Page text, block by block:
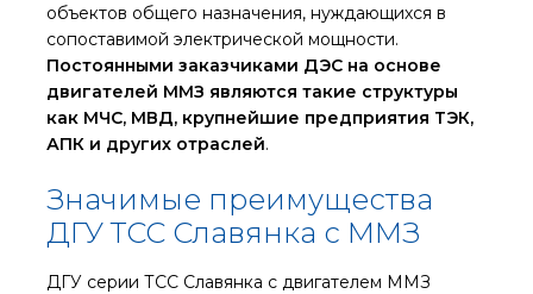
объектов общего назначения, нуждающихся в
сопоставимой электрической мощности.
Постоянными заказчиками ДЭС на основе
двигателей ММЗ являются такие структуры
как МЧС, МВД, крупнейшие предприятия ТЭК,
АПК и других отраслей.
Значимые преимущества
ДГУ ТСС Славянка с ММЗ
ДГУ серии ТСС Славянка с двигателем ММЗ